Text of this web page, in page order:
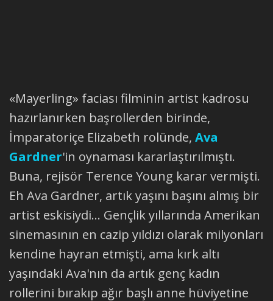
«Mayerling» faciası filminin artist kadrosu
hazırlanırken başrollerden birinde,
İmparatoriçe Elizabeth rolünde, Ava
Gardner'in oynaması kararlaştırılmıştı.
Buna, rejisör Terence Young karar vermişti.
Eh Ava Gardner, artık yaşını başını almış bir
artist eskisiydi... Gençlik yıllarında Amerikan
sinemasının en cazip yıldızı olarak milyonları
kendine hayran etmişti, ama kırk altı
yaşındaki Ava'nın da artık genç kadın
rollerini bırakıp ağır başlı anne hüviyetine